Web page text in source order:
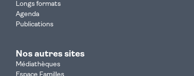
Longs formats
Agenda
Publications
Nos autres sites
Médiathèques